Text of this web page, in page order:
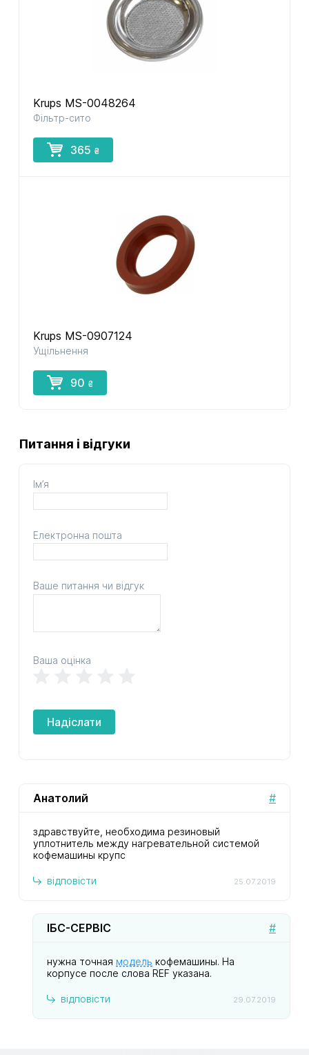
Krups MS-0048264
Фільтр-сито
365 ₴
Krups MS-0907124
Ущільнення
90 ₴
Питання і відгуки
#
Анатолий
25.07.2019
здравствуйте, необходима резиновый
уплотнитель между нагревательной системой
кофемашины крупс
відповісти
#
ІБС-СЕРВІС
29.07.2019
нужна точная модель кофемашины. На
корпусе после слова REF указана.
відповісти
Ім’я
Електронна пошта
Ваше питання чи відгук
Ваша оцінка
Надіслати